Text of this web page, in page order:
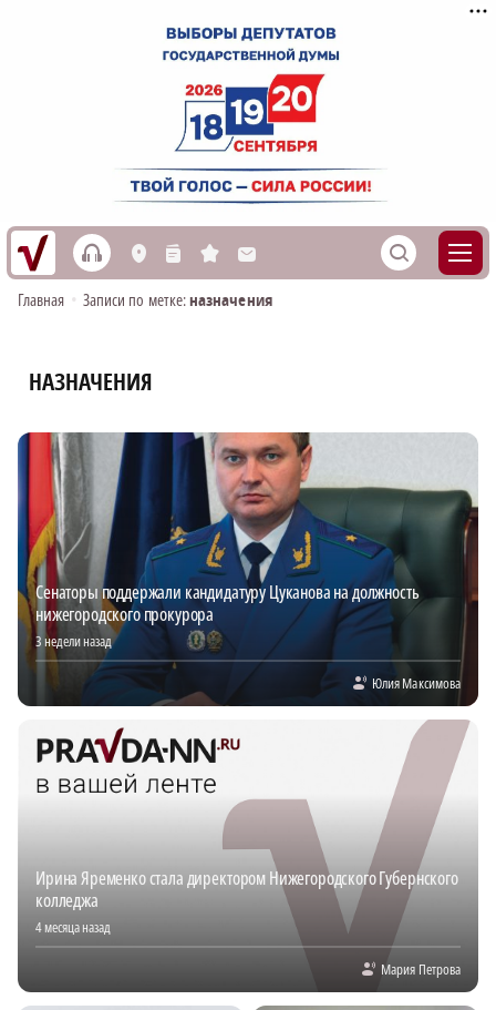
h L n s M S
Главная • Записи по метке:назначения
НАЗНАЧЕНИЯ
Сенаторы поддержали кандидатуру Цуканова на должность
нижегородского прокурора
3 недели назад
Юлия Максимова
Ирина Яременко стала директором Нижегородского Губернского
колледжа
4 месяца назад
Мария Петрова